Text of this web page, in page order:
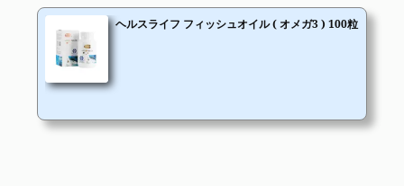
ヘルスライフ フィッシュオイル ( オメガ3 ) 100粒